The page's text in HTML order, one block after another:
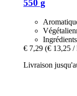
550 g
€ 7,29 (€ 13,25 /
Livraison